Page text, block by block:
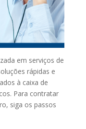
em serviços de
rápidas e
à caixa de
Para contratar
siga os passos